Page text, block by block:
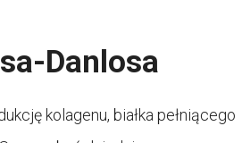
Danlosa
kolagenu, białka pełniącego